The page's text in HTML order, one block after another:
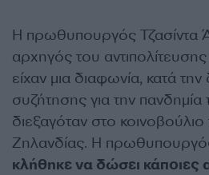
Η πρωθυπουργός Τζασίντα
αρχηγός του αντιπολίτευσης
είχαν μια διαφωνία, κατά την
συζήτησης για την
διεξαγόταν στο
Ζηλανδίας. Η
κλήθηκε να δώσει κάποιες